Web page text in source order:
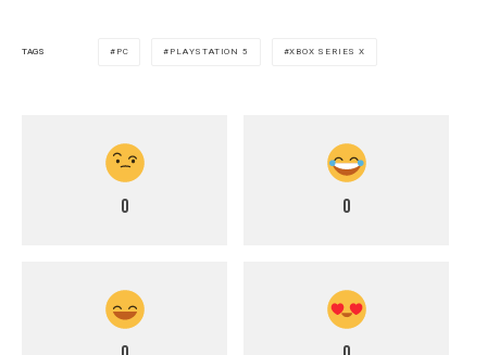
TAGS PC PLAYSTATION 5 XBOX SERIES X
0 0